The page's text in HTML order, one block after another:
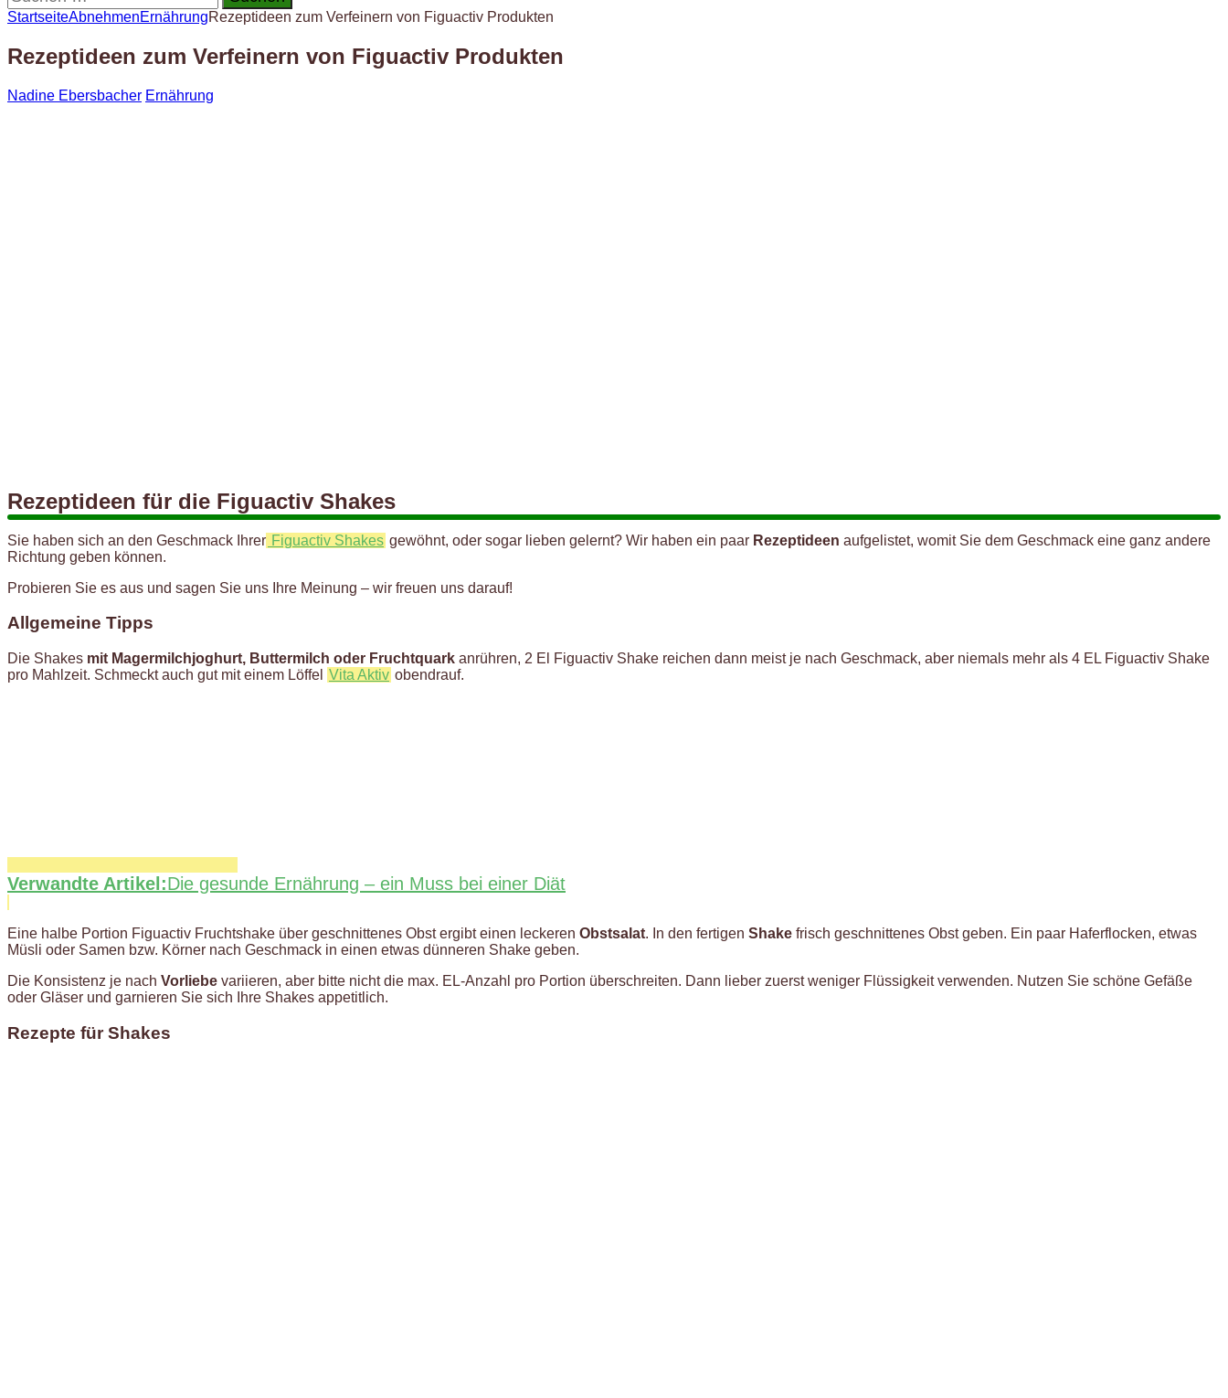
nach:
StartseiteAbnehmenErnährungRezeptideen zum Verfeinern von Figuactiv Produkten
Rezeptideen zum Verfeinern von Figuactiv Produkten
Nadine Ebersbacher Ernährung
Rezeptideen für die Figuactiv Shakes
Sie haben sich an den Geschmack Ihrer Figuactiv Shakes gewöhnt, oder sogar lieben gelernt? Wir haben ein paar Rezeptideen aufgelistet, womit Sie dem Geschmack eine ganz andere
Richtung geben können.
Probieren Sie es aus und sagen Sie uns Ihre Meinung – wir freuen uns darauf!
Allgemeine Tipps
Die Shakes mit Magermilchjoghurt, Buttermilch oder Fruchtquark anrühren, 2 El Figuactiv Shake reichen dann meist je nach Geschmack, aber niemals mehr als 4 EL Figuactiv Shake
pro Mahlzeit. Schmeckt auch gut mit einem Löffel Vita Aktiv obendrauf.
Verwandte Artikel:Die gesunde Ernährung – ein Muss bei einer Diät
Eine halbe Portion Figuactiv Fruchtshake über geschnittenes Obst ergibt einen leckeren Obstsalat. In den fertigen Shake frisch geschnittenes Obst geben. Ein paar Haferflocken, etwas
Müsli oder Samen bzw. Körner nach Geschmack in einen etwas dünneren Shake geben.
Die Konsistenz je nach Vorliebe variieren, aber bitte nicht die max. EL-Anzahl pro Portion überschreiten. Dann lieber zuerst weniger Flüssigkeit verwenden. Nutzen Sie schöne Gefäße
oder Gläser und garnieren Sie sich Ihre Shakes appetitlich.
Rezepte für Shakes